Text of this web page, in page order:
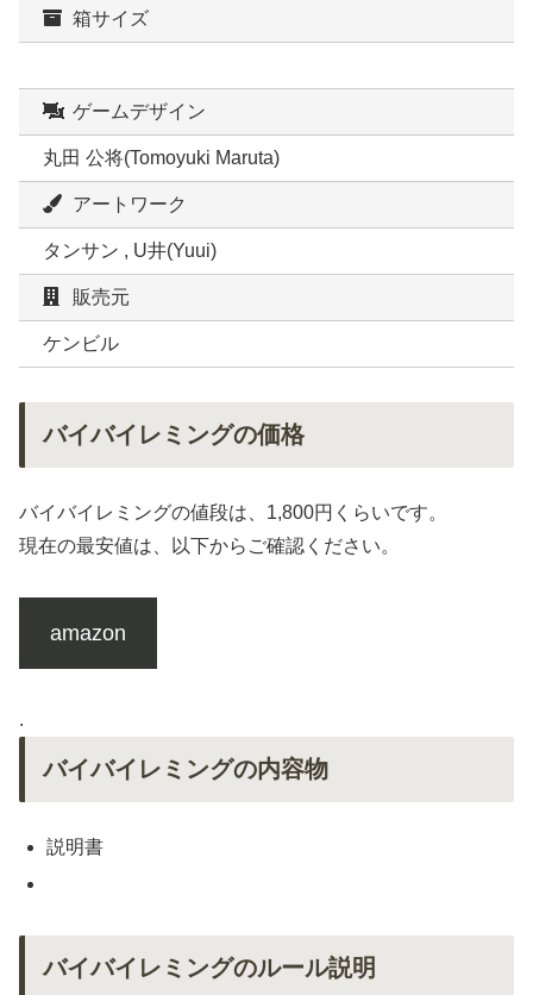
箱サイズ
ゲームデザイン
丸田 公将(Tomoyuki Maruta)
アートワーク
タンサン , U井(Yuui)
販売元
ケンビル
バイバイレミングの価格
バイバイレミングの値段は、1,800円くらいです。
現在の最安値は、以下からご確認ください。
amazon
.
バイバイレミングの内容物
説明書
バイバイレミングのルール説明